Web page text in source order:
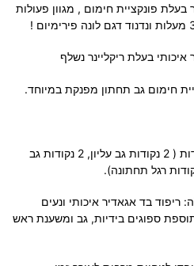
פונקציית חימום , מגוון פעולות
בעלת ריקליינר נשלף
לכורסא פונקציית עיסוי ב- 8 נקודות ( 2 נקודות גב עליון, 2 נקודות גב
ריפוד בד אגאדיר איכותי ונעים
ספוגים בידיות, גב ומשענת ראש